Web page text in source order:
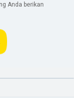
Anda berikan